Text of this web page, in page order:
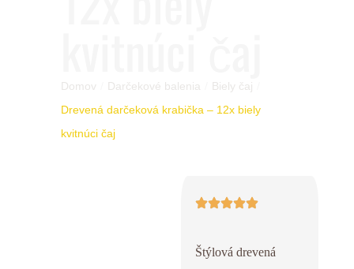
Domov Darčekové balenia Biely čaj
Drevená darčeková krabička – 12x biely
kvitnúci čaj
Štýlová drevená